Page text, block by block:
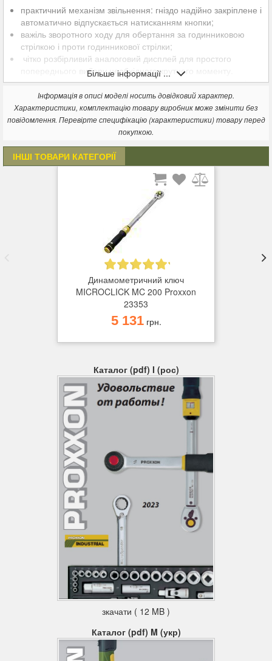
практичний механізм звільнення: гніздо надійно закріплене і
автоматично відпускається натисканням кнопки;
важіль зворотного ходу для обертання за годинниковою
стрілкою і проти годинникової стрілки;
чітко розбірливий аналоговий дисплей для простого
попереднього вибору необхідного крутного моменту.
ергономічна ручка дозволяє автоматично захоплювати її в
центральному положенні (важливо для отримання точного
моменту розмикання);
додатковий мікромасштаб для точного регулювання.
проста попередня настройка крутного моменту,
повертаючи кільце з накатаною головкою на кінці рукоятки,
фіксуючи її, зсунувши її на місце.
Більше інформації ...
Інформація в описі моделі носить довідковий характер.
Характеристики, комплектацію товару виробник може змінити без
повідомлення. Перевірте специфікацію (характеристики) товару перед
покупкою.
ІНШІ ТОВАРИ КАТЕГОРІЇ
Динамометричний ключ
MICROCLICK MC 200 Proxxon
23353
5 131грн.
Каталог (pdf) I (рос)
зкачати ( 12 MB )
Каталог (pdf) M (укр)